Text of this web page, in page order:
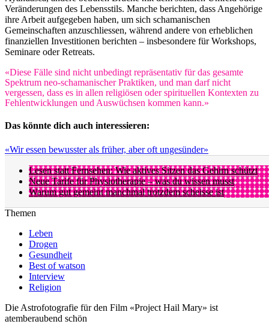
Veränderungen des Lebensstils. Manche berichten, dass Angehörige
ihre Arbeit aufgegeben haben, um sich schamanischen
Gemeinschaften anzuschliessen, während andere von erheblichen
finanziellen Investitionen berichten – insbesondere für Workshops,
Seminare oder Retreats.
«Diese Fälle sind nicht unbedingt repräsentativ für das gesamte
Spektrum neo-schamanischer Praktiken, und man darf nicht
vergessen, dass es in allen religiösen oder spirituellen Kontexten zu
Fehlentwicklungen und Auswüchsen kommen kann.»
Das könnte dich auch interessieren:
«Wir essen bewusster als früher, aber oft ungesünder»
Lesen statt Fernsehen: Wie aktives Sitzen das Gehirn schützt
Neue Tarife für Physiotherapie – was du wissen musst
Warum gut gemeint manchmal trotzdem scheisse ist
Themen
Leben
Drogen
Gesundheit
Best of watson
Interview
Religion
Die Astrofotografie für den Film «Project Hail Mary» ist
atemberaubend schön